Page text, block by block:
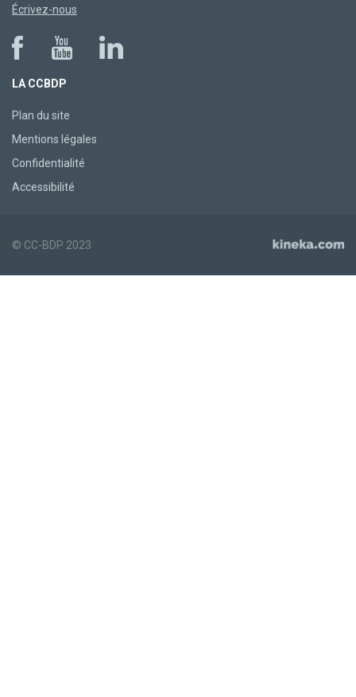
Écrivez-nous
LA CCBDP
Plan du site
Mentions légales
Confidentialité
Accessibilité
© CC-BDP 2023